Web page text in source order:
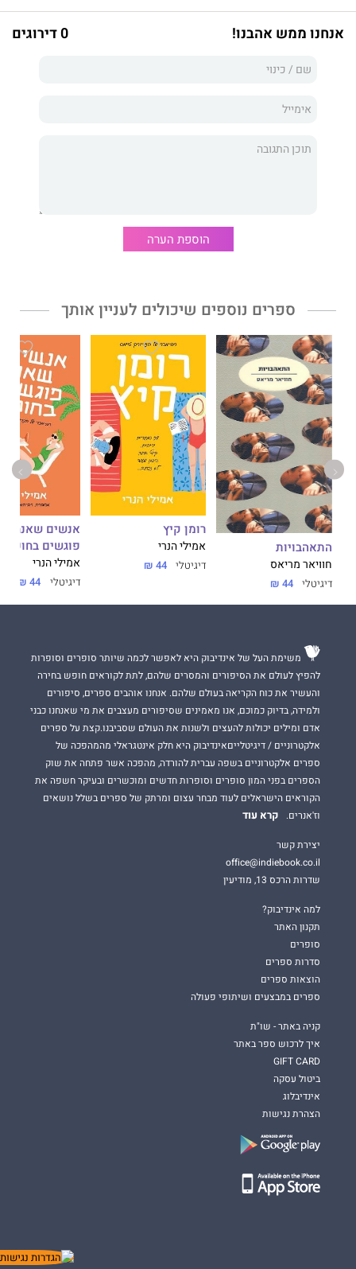
פנים שהם עדיין זוג במשך שבוע אחד. עם האנשים שמכירים אותם
קשות, ואתגרים לא צפויים העומדים בפניה של האהבה. זהו ספרה
הרביעי של אמילי הנרי
אנחנו ממש אהבנו! 0 דירוגים
הוספת הערה
ספרים נוספים שיכולים לעניין אותך
התאהבויות
חוויאר מריאס
דיגיטלי 44 ₪
רומן קיץ
אמילי הנרי
דיגיטלי 44 ₪
אנשים שאנחנו
פוגשים
אמילי הנרי
דיגיטלי 44 ₪
משימת העל של אינדיבוק היא לאפשר לכמה שיותר סופרים וסופרות
להפיץ לעולם את הסיפורים והמסרים שלהם, לתת לקוראים חופש בחירה
והעשיר את כוח הקריאה בעולם שלהם. אנחנו אוהבים ספרים, סיפורים
ולמידה, בדיוק כמוכם, אנו מאמינים שסיפורים מעצבים את מי שאנחנו כבני
אדם ומילים יכולות להעצים ולשנות את העולם שסביבנו.קצת על ספרים
אלקטרוניים / דיגיטלייםאינדיבוק היא חלק אינטגראלי מהמהפכה של
ספרים אלקטרוניים בשפה עברית להורדה, מהפכה אשר פתחה את שוק
הספרים בפני המון סופרים וסופרות חדשים ומוכשרים ובעיקר חשפה את
הקוראים הישראלים לעוד מבחר עצום ומרתק של ספרים בשלל נושאים
וז'אנרים.
קרא עוד
יצירת קשר
office@indiebook.co.il
שדרות הרכס 13, מודיעין
למה אינדיבוק?
תקנון האתר
סופרים
סדרות ספרים
הוצאות ספרים
ספרים במבצעים ושיתופי פעולה
קניה באתר - שו"ת
איך לרכוש ספר באתר
GIFT CARD
ביטול עסקה
אינדיבלוג
הצהרת נגישות